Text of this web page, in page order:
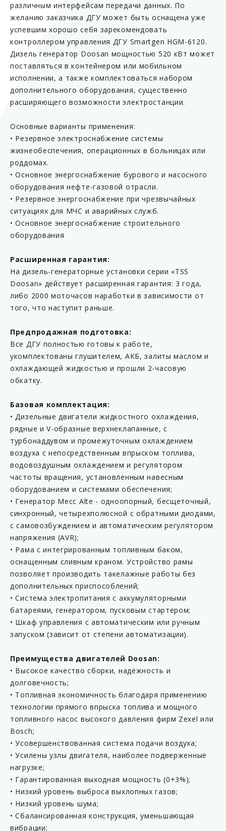
различным интерфейсам передачи данных. По
желанию заказчика ДГУ может быть оснащена уже
успевшим хорошо себя зарекомендовать
контроллером управления ДГУ Smartgen HGM-6120.
Дизель генератор Doosan мощностью 520 кВт может
поставляться в контейнером или мобильном
исполнении, а также комплектоваться набором
дополнительного оборудования, существенно
расширяющего возможности электростанции.
Основные варианты применения:
• Резервное электроснабжение системы
жизнеобеспечения, операционных в больницах или
роддомах.
• Основное энергоснабжение бурового и насосного
оборудования нефте-газовой отрасли.
• Резервное энергоснабжение при чрезвычайных
ситуациях для МЧС и аварийных служб.
• Основное энергоснабжение строительного
оборудования
Расширенная гарантия:
На дизель-генераторные установки серии «TSS
Doosan» действует расширенная гарантия: 3 года,
либо 2000 моточасов наработки в зависимости от
того, что наступит раньше.
Предпродажная подготовка:
Все ДГУ полностью готовы к работе,
укомплектованы глушителем, АКБ, залиты маслом и
охлаждающей жидкостью и прошли 2-часовую
обкатку.
Базовая комплектация:
• Дизельные двигатели жидкостного охлаждения,
рядные и V-образные верхнеклапанные, с
турбонаддувом и промежуточным охлаждением
воздуха с непосредственным впрыском топлива,
водовоздушным охлаждением и регулятором
частоты вращения, установленным навесным
оборудованием и системами обеспечения;
• Генератор Mecc Alte - одноопорный, беcщеточный,
синхронный, четырехполюсной с обратными диодами,
с самовозбуждением и автоматическим регулятором
напряжения (AVR);
• Рама с интегрированным топливным баком,
оснащенным сливным краном. Устройство рамы
позволяет производить такелажные работы без
дополнительных приспособлений;
• Система электропитания с аккумуляторными
батареями, генератором, пусковым стартером;
• Шкаф управления с автоматическим или ручным
запуском (зависит от степени автоматизации).
Преимущества двигателей Doosan:
• Высокое качество сборки, надёжность и
долговечность;
• Топливная экономичность благодаря применению
технологии прямого впрыска топлива и мощного
топливного насос высокого давления фирм Zexel или
Bosch;
• Усовершенствованная система подачи воздуха;
• Усилены узлы двигателя, наиболее подверженные
нагрузке;
• Гарантированная выходная мощность (0+3%);
• Низкий уровень выброса выхлопных газов;
• Низкий уровень шума;
• Сбалансированная конструкция, уменьшающая
вибрации;